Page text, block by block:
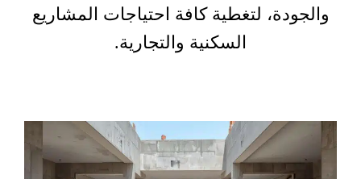
والجودة، لتغطية كافة احتياجات المشاريع
السكنية والتجارية.